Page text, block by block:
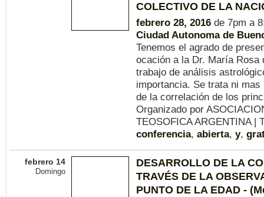
COLECTIVO DE LA
febrero 28, 2016 de 7pm a
Ciudad Autonoma de
Tenemos el agrado de
ocación a la Dr. María Rosa
trabajo de análisis
importancia. Se trata ni mas
de la correlación de los
Organizado por
TEOSOFICA ARGENTINA |
conferencia, abierta, y,
febrero 14
Domingo
DESARROLLO DE LA
TRAVÉS DE LA
PUNTO DE LA EDAD -